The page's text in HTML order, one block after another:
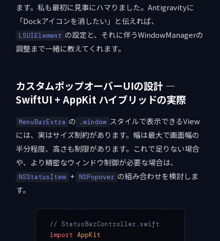
ます。私も最初に見事にハマりました。Antigravityに
「Dockアイコンを消したい」と伝えれば、
LSUIElement の設定と、それに伴うWindowManagerの
調整まで一緒に教えてくれます。
カスタムポップオーバーUIの設計 —
SwiftUI + AppKit ハイブリッドの実際
MenuBarExtra の .window スタイルで表示できるView
には、実はサイズ制約があります。幅は最大で画面幅の
半分程度、高さも制限があります。これで足りない場合
や、より精密なウィンドウ制御が必要な場合は、
NSStatusItem + NSPopover の組み合わせを検討しま
す。
// StatusBarController.swift
import AppKit